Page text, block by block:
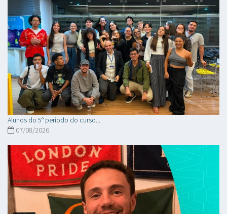
Alunos do 5° período do curso...
07/08/2026